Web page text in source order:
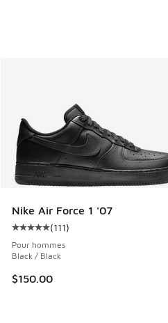
Nike Air Force 1 '07
Cote moyenne du client - [5
(111)
Pour hommes
Black / Black
$150.00